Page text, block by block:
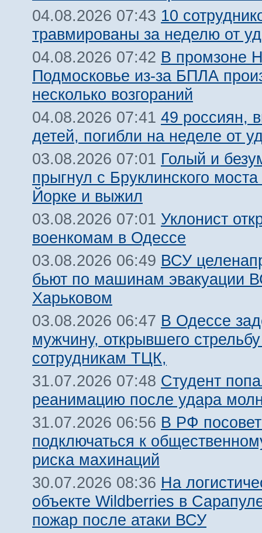
04.08.2026 07:43 10
травмированы за неделю от
04.08.2026 07:42 В промзоне
Подмосковье из-за БПЛА
несколько возгораний
04.08.2026 07:41 49 россиян,
детей, погибли на неделе от
03.08.2026 07:01 Голый и
прыгнул с Бруклинского
Йорке и выжил
03.08.2026 07:01 Уклонист
военкомам в Одессе
03.08.2026 06:49 ВСУ
бьют по машинам эвакуации
Харьковом
03.08.2026 06:47 В Одессе
мужчину, открывшего
сотрудникам ТЦК,
31.07.2026 07:48 Студент
реанимацию после удара
31.07.2026 06:56 В РФ
подключаться к
риска махинаций
30.07.2026 08:36 На
объекте Wildberries в
пожар после атаки ВСУ